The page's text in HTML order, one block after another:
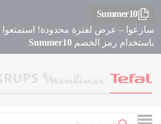
Summer10
باستخدام رمز الخصم Summer10